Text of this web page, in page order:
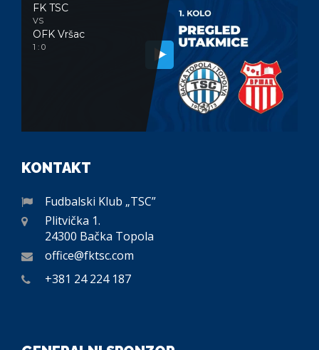
FK TSC
VS
OFK Vršac
1 : 0
KONTAKT
Fudbalski Klub „TSC”
Plitvička 1.
24300 Bačka Topola
office@fktsc.com
+381 24 224 187